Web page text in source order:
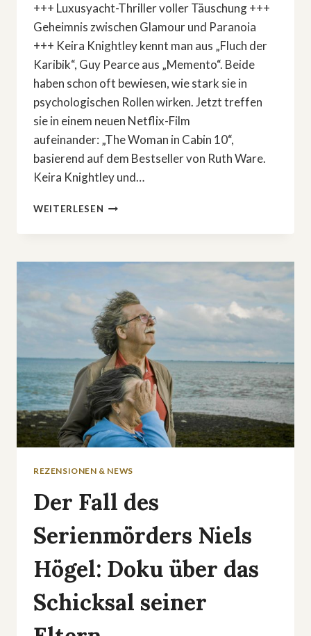
+++ Luxusyacht-Thriller voller Täuschung +++
Geheimnis zwischen Glamour und Paranoia
+++ Keira Knightley kennt man aus „Fluch der
Karibik“, Guy Pearce aus „Memento“. Beide
haben schon oft bewiesen, wie stark sie in
psychologischen Rollen wirken. Jetzt treffen
sie in einem neuen Netflix-Film
aufeinander: „The Woman in Cabin 10“,
basierend auf dem Bestseller von Ruth Ware.
Keira Knightley und…
WEITERLESEN KEIRA
UND
PEARCE
NEUEM
NETFLIX-
THRILLER
REZENSIONEN & NEWS
Der Fall des
Serienmörders Niels
Högel: Doku über das
Schicksal seiner